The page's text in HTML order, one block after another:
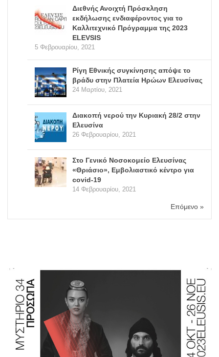
Διεθνής Ανοιχτή Πρόσκληση
εκδήλωσης ενδιαφέροντος για το
Καλλιτεχνικό Πρόγραμμα της 2023
ELEVSIS
5 Φεβρουαρίου, 2021
Ρίγη Εθνικής συγκίνησης απόψε το
βράδυ στην Πλατεία Ηρώων Ελευσίνας
24 Μαρτίου, 2021
Διακοπή νερού την Κυριακή 28/2 στην
Ελευσίνα
26 Φεβρουαρίου, 2021
Στο Γενικό Νοσοκομείο Ελευσίνας
«Θριάσιο», Εμβολιαστικό κέντρο για
covid-19
14 Φεβρουαρίου, 2021
Επόμενο »